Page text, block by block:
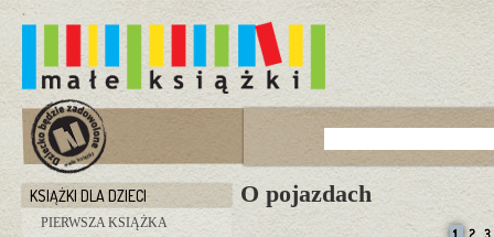
KSIĄŻKI DLA DZIECI
PIERWSZA KSIĄŻKA
O pojazdach